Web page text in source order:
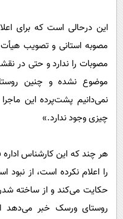
این درحالی است که برای
مصوبه استانی و تصویب
مصوبات را ندارد و حتی در
موضوع نشده و چنین
نمی‌دانیم پشت‌پرده این
چیزی وجود ندارد.»
هر چند که این کارشناس
را اعلام نکرده است، از
حکایت می‌کند و از ساخته
روستای ورسک خبر می‌دهد